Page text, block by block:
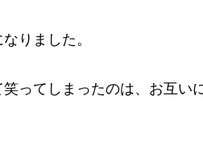
りました。
ってしまったのは、お互い